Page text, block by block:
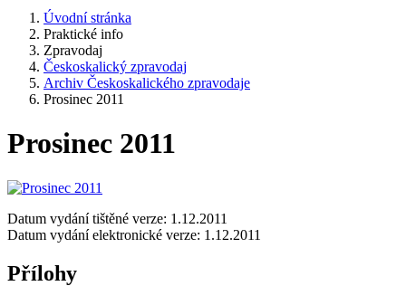
Úvodní stránka
Praktické info
Zpravodaj
Českoskalický zpravodaj
Archiv Českoskalického zpravodaje
Prosinec 2011
Prosinec 2011
Datum vydání tištěné verze: 1.12.2011
Datum vydání elektronické verze: 1.12.2011
Přílohy